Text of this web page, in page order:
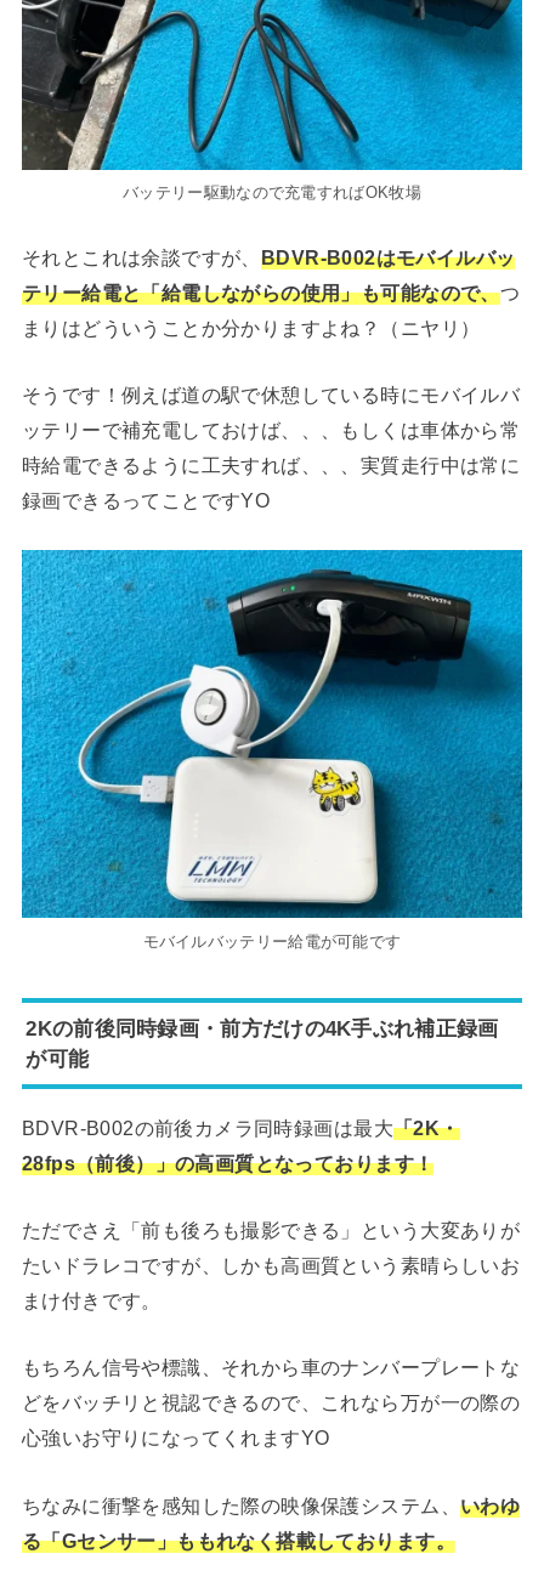
バッテリー駆動なので充電すればOK牧場
それとこれは余談ですが、 BDVR-B002はモバイルバッ
テリー給電と「給電しながらの使用」も可能なので、つ
まりはどういうことか分かりますよね？（ニヤリ）
そうです！例えば道の駅で休憩している時にモバイルバ
ッテリーで補充電しておけば、、、もしくは車体から常
時給電できるように工夫すれば、、、実質走行中は常に
録画できるってことですYO
モバイルバッテリー給電が可能です
2Kの前後同時録画・前方だけの4K手ぶれ補正録画
が可能
BDVR-B002の前後カメラ同時録画は最大「2K・
28fps（前後）」の高画質となっております！
ただでさえ「前も後ろも撮影できる」という大変ありが
たいドラレコですが、しかも高画質という素晴らしいお
まけ付きです。
もちろん信号や標識、それから車のナンバープレートな
どをバッチリと視認できるので、これなら万が一の際の
心強いお守りになってくれますYO
ちなみに衝撃を感知した際の映像保護システム、 いわゆ
る「Gセンサー」ももれなく搭載しております。